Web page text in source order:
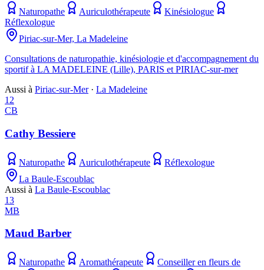
Naturopathe Auriculothérapeute
Kinésiologue
Réflexologue
Piriac-sur-Mer, La Madeleine
Consultations de naturopathie, kinésiologie et d'accompagnement du
sportif à LA MADELEINE (Lille), PARIS et PIRIAC-sur-mer
Aussi à Piriac-sur-Mer· La Madeleine
12
CB
Cathy Bessiere
Naturopathe Auriculothérapeute
Réflexologue
La Baule-Escoublac
Aussi à La Baule-Escoublac
13
MB
Maud Barber
Naturopathe Aromathérapeute
Conseiller en fleurs de